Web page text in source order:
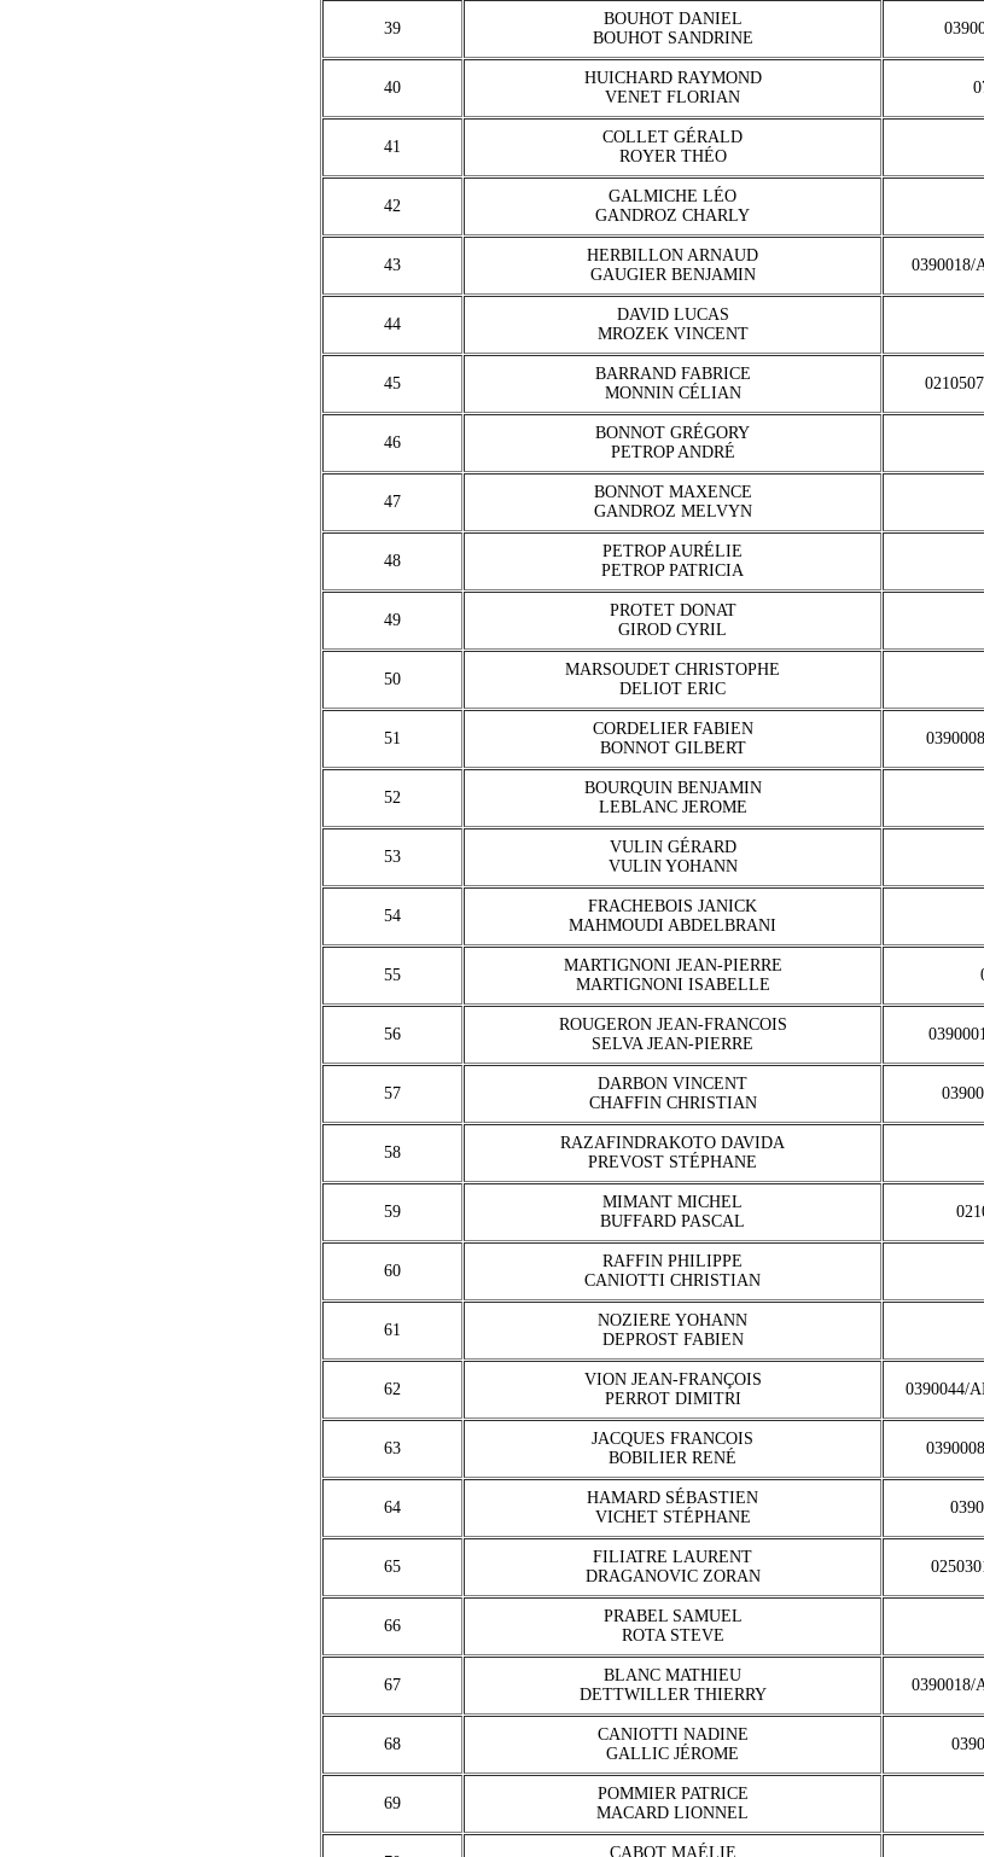
39
BOUHOT DANIEL
BOUHOT SANDRINE
40
HUICHARD RAYMOND
VENET FLORIAN
41
COLLET GÉRALD
ROYER THÉO
42
GALMICHE LÉO
GANDROZ CHARLY
43
HERBILLON ARNAUD
GAUGIER BENJAMIN
0390018/
44
DAVID LUCAS
MROZEK VINCENT
45
BARRAND FABRICE
MONNIN CÉLIAN
46
BONNOT GRÉGORY
PETROP ANDRÉ
47
BONNOT MAXENCE
GANDROZ MELVYN
48
PETROP AURÉLIE
PETROP PATRICIA
49
PROTET DONAT
GIROD CYRIL
50
MARSOUDET CHRISTOPHE
DELIOT ERIC
51
CORDELIER FABIEN
BONNOT GILBERT
52
BOURQUIN BENJAMIN
LEBLANC JEROME
53
VULIN GÉRARD
VULIN YOHANN
54
FRACHEBOIS JANICK
MAHMOUDI ABDELBRANI
55
MARTIGNONI JEAN-PIERRE
MARTIGNONI ISABELLE
56
ROUGERON JEAN-FRANCOIS
SELVA JEAN-PIERRE
57
DARBON VINCENT
CHAFFIN CHRISTIAN
58
RAZAFINDRAKOTO DAVIDA
PREVOST STÉPHANE
59
MIMANT MICHEL
BUFFARD PASCAL
60
RAFFIN PHILIPPE
CANIOTTI CHRISTIAN
61
NOZIERE YOHANN
DEPROST FABIEN
62
VION JEAN-FRANÇOIS
PERROT DIMITRI
0390044/
63
JACQUES FRANCOIS
BOBILIER RENÉ
64
HAMARD SÉBASTIEN
VICHET STÉPHANE
65
FILIATRE LAURENT
DRAGANOVIC ZORAN
66
PRABEL SAMUEL
ROTA STEVE
67
BLANC MATHIEU
DETTWILLER THIERRY
0390018/
68
CANIOTTI NADINE
GALLIC JÉROME
69
POMMIER PATRICE
MACARD LIONNEL
CABOT MAÉLIE